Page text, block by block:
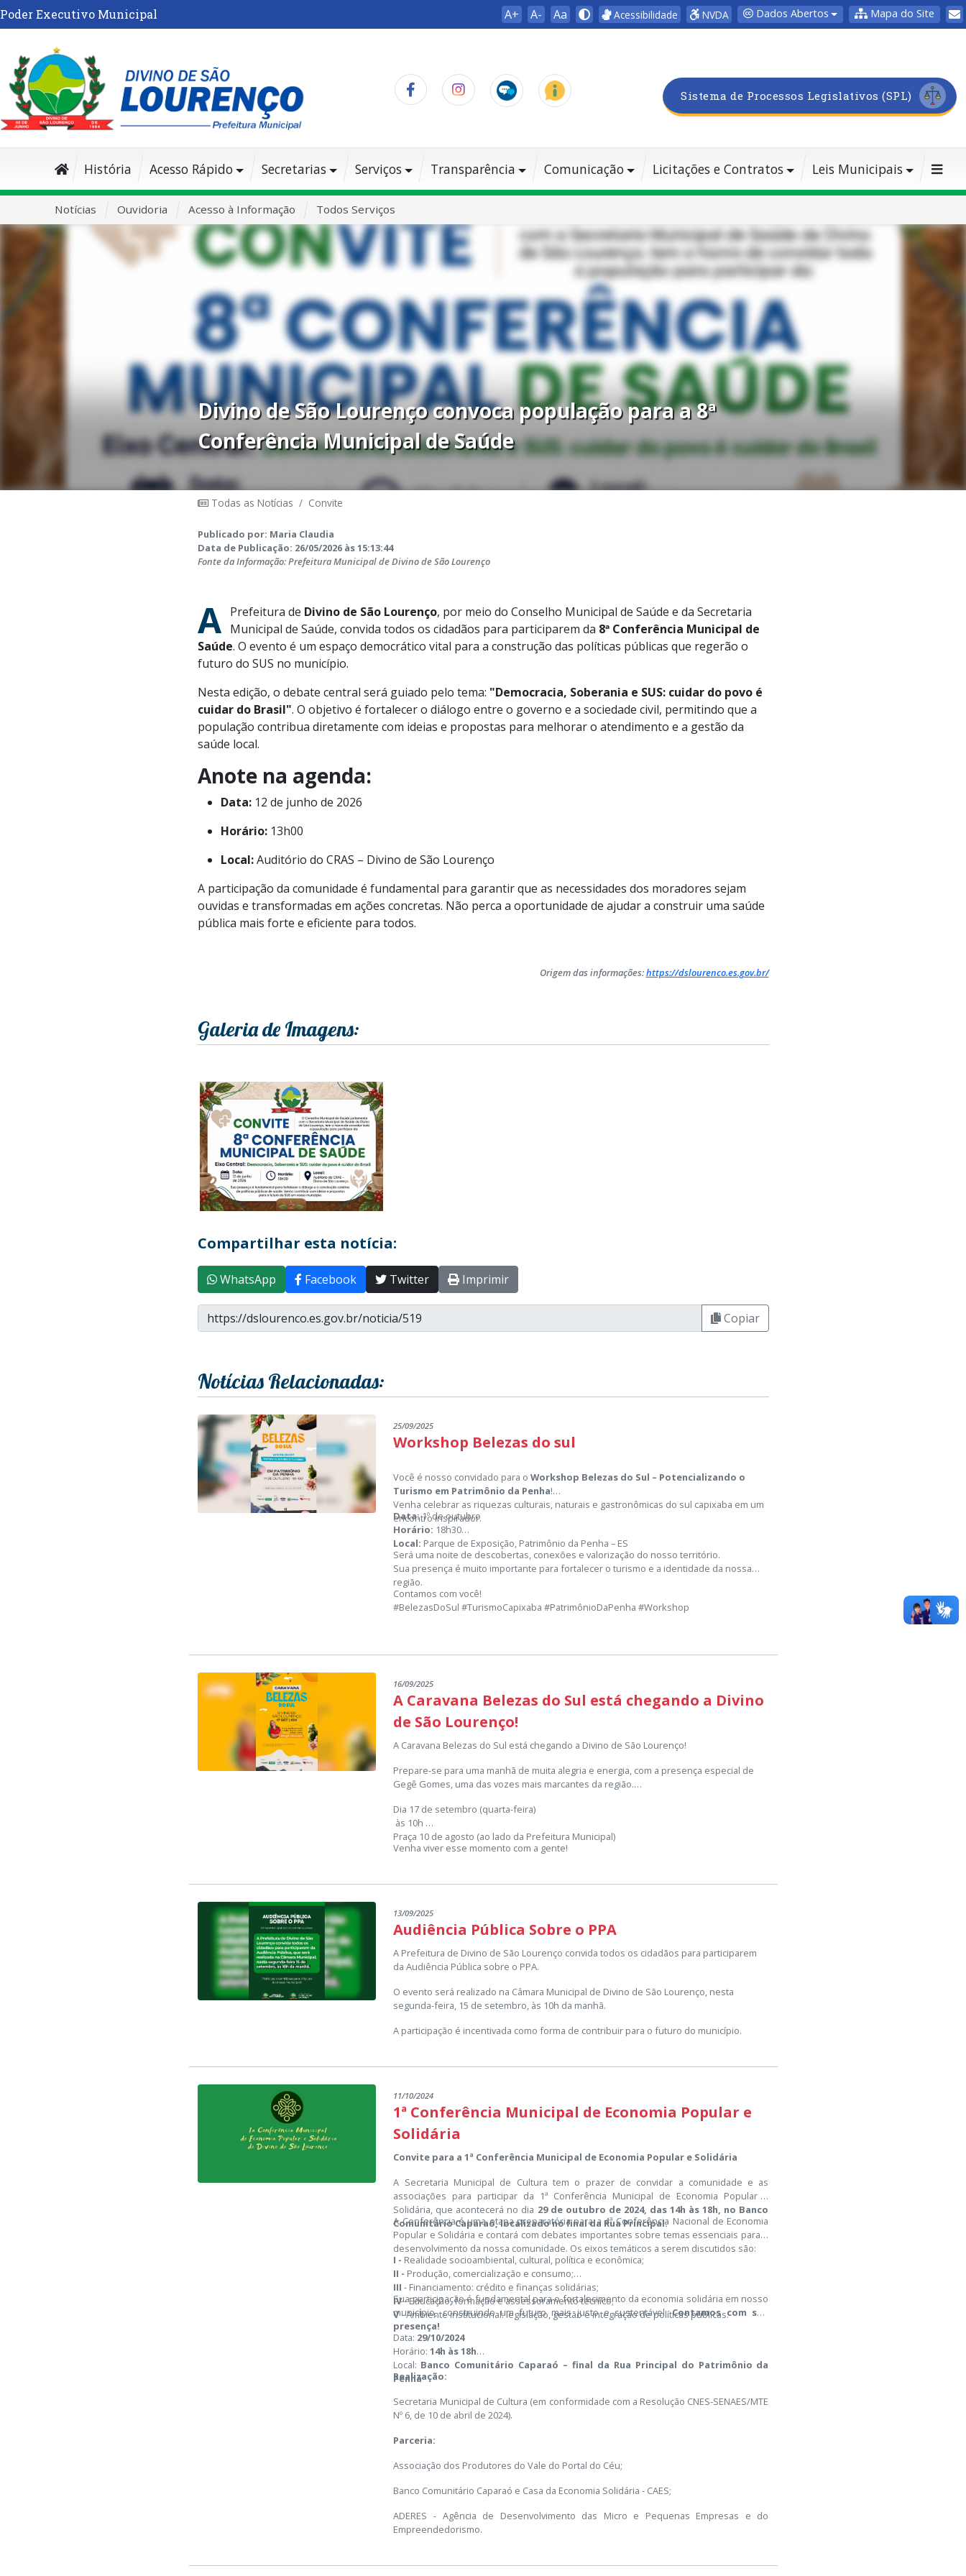
Poder Executivo Municipal A+ A- Aa Acessibilidade NVDA Dados Abertos Mapa do Site
Sistema de Processos Legislativos (SPL)
História Acesso Rápido Secretarias Serviços Transparência Comunicação Licitações e Contratos Leis Municipais
Notícias Ouvidoria Acesso à Informação Todos Serviços
Divino de São Lourenço convoca população para a 8ª
Conferência Municipal de Saúde
Todas as Notícias / Convite
Publicado por: Maria Claudia
Data de Publicação: 26/05/2026 às 15:13:44
Fonte da Informação: Prefeitura Municipal de Divino de São Lourenço
A Prefeitura de Divino de São Lourenço, por meio do Conselho Municipal de Saúde e da Secretaria
Municipal de Saúde, convida todos os cidadãos para participarem da 8ª Conferência Municipal de
Saúde. O evento é um espaço democrático vital para a construção das políticas públicas que regerão o
futuro do SUS no município.
Nesta edição, o debate central será guiado pelo tema: "Democracia, Soberania e SUS: cuidar do povo é
cuidar do Brasil". O objetivo é fortalecer o diálogo entre o governo e a sociedade civil, permitindo que a
população contribua diretamente com ideias e propostas para melhorar o atendimento e a gestão da
saúde local.
Anote na agenda:
Data:12 de junho de 2026
Horário:13h00
Local:Auditório do CRAS – Divino de São Lourenço
A participação da comunidade é fundamental para garantir que as necessidades dos moradores sejam
ouvidas e transformadas em ações concretas. Não perca a oportunidade de ajudar a construir uma saúde
pública mais forte e eficiente para todos.
Origem das informações:https://dslourenco.es.gov.br/
Galeria de Imagens:
Compartilhar esta notícia:
WhatsApp Facebook Twitter Imprimir
Copiar
Notícias Relacionadas:
25/09/2025
Workshop Belezas do sul
Você é nosso convidado para oWorkshop Belezas do Sul – Potencializando o
Turismo em Patrimônio da Penha!
Venha celebrar as riquezas culturais, naturais e gastronômicas do sul capixaba em um
encontro inspirador.
Data:1º de outubro
Horário: 18h30
Local: Parque de Exposição, Patrimônio da Penha – ES
Será uma noite de descobertas, conexões e valorização do nosso território.
Sua presença é muito importante para fortalecer o turismo e a identidade da nossa
região.
Contamos com você!
#BelezasDoSul #TurismoCapixaba #PatrimônioDaPenha #Workshop
16/09/2025
A Caravana Belezas do Sul está chegando a Divino
de São Lourenço!
A Caravana Belezas do Sul está chegando a Divino de São Lourenço!
Prepare-se para uma manhã de muita alegria e energia, com a presença especial de
Gegê Gomes, uma das vozes mais marcantes da região.
Dia 17 de setembro (quarta-feira)
às 10h
Praça 10 de agosto (ao lado da Prefeitura Municipal)
Venha viver esse momento com a gente!
13/09/2025
Audiência Pública Sobre o PPA
A Prefeitura de Divino de São Lourenço convida todos os cidadãos para participarem
da Audiência Pública sobre o PPA.
O evento será realizado na Câmara Municipal de Divino de São Lourenço, nesta
segunda-feira, 15 de setembro, às 10h da manhã.
A participação é incentivada como forma de contribuir para o futuro do município.
11/10/2024
1ª Conferência Municipal de Economia Popular e
Solidária
Convite para a 1ª Conferência Municipal de Economia Popular e Solidária
A Secretaria Municipal de Cultura tem o prazer de convidar a comunidade e as
associações para participar da 1ª Conferência Municipal de Economia Popular e
Solidária, que acontecerá no dia 29 de outubro de 2024, das 14h às 18h, no Banco
Comunitário Caparaó, localizado no final da Rua Principal.
A Conferência é uma etapa preparatória para a 4ª Conferência Nacional de Economia
Popular e Solidária e contará com debates importantes sobre temas essenciais para o
desenvolvimento da nossa comunidade. Os eixos temáticos a serem discutidos são:
I - Realidade socioambiental, cultural, política e econômica;
II - Produção, comercialização e consumo;
III - Financiamento: crédito e finanças solidárias;
IV- Educação, formação e assessoramento técnico;
V- Ambiente institucional: legislação, gestão e integração de políticas públicas.
Sua participação é fundamental para o fortalecimento da economia solidária em nosso
município, construindo um futuro mais justo e sustentável.Contamos com sua
presença!
Data: 29/10/2024
Horário:14h às 18h
Local: Banco Comunitário Caparaó – final da Rua Principal do Patrimônio da
Penha
Realização:
Secretaria Municipal de Cultura (em conformidade com a Resolução CNES-SENAES/MTE
Nº 6, de 10 de abril de 2024).
Parceria:
Associação dos Produtores do Vale do Portal do Céu;
Banco Comunitário Caparaó e Casa da Economia Solidária - CAES;
ADERES - Agência de Desenvolvimento das Micro e Pequenas Empresas e do
Empreendedorismo.